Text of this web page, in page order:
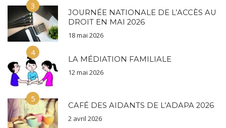
3
JOURNÉE NATIONALE DE L’ACCÈS AU
DROIT EN MAI 2026
18 mai 2026
4
LA MÉDIATION FAMILIALE
12 mai 2026
5
CAFÉ DES AIDANTS DE L’ADAPA 2026
2 avril 2026